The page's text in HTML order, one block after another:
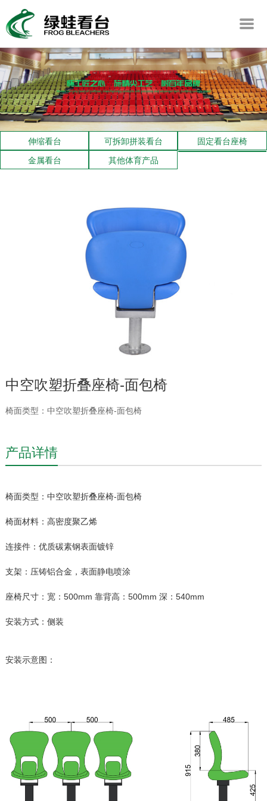
伸缩看台 可拆卸拼装看台
固定看台座椅
金属看台
其他体育产品
中空吹塑折叠座椅-面包椅
椅面类型：中空吹塑折叠座椅-面包椅
产品详情
椅面类型：中空吹塑折叠座椅-面包椅
椅面材料：高密度聚乙烯
连接件：优质碳素钢表面镀锌
支架：压铸铝合金，表面静电喷涂
座椅尺寸：宽：500mm 靠背高：500mm 深：540mm
安装方式：侧装
安装示意图：